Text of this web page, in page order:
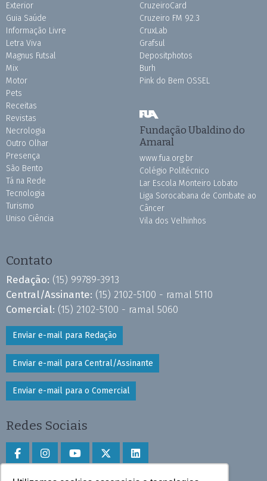
Exterior
Guia Saúde
Informação Livre
Letra Viva
Magnus Futsal
Mix
Motor
Pets
Receitas
Revistas
Necrologia
Outro Olhar
Presença
São Bento
Tá na Rede
Tecnologia
Turismo
Uniso Ciência
CruzeiroCard
Cruzeiro FM 92.3
CruxLab
Grafsul
Depositphotos
Burh
Pink do Bem OSSEL
Fundação Ubaldino do
Amaral
www.fua.org.br
Colégio Politécnico
Lar Escola Monteiro Lobato
Liga Sorocabana de Combate ao
Câncer
Vila dos Velhinhos
Contato
Redação: (15) 99789-3913
Central/Assinante: (15) 2102-5100 - ramal 5110
Comercial: (15) 2102-5100 - ramal 5060
Enviar e-mail para Redação
Enviar e-mail para Central/Assinante
Enviar e-mail para o Comercial
Redes Sociais